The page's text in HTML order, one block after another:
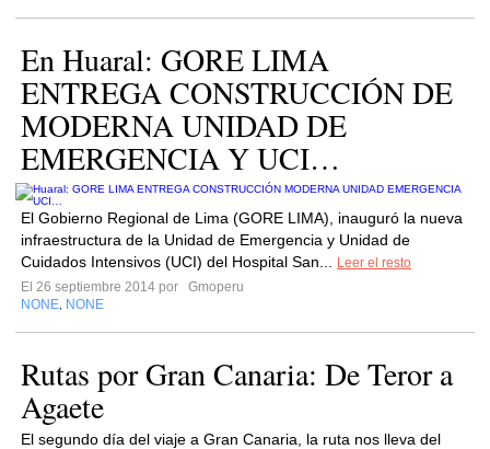
En Huaral: GORE LIMA
ENTREGA CONSTRUCCIÓN DE
MODERNA UNIDAD DE
EMERGENCIA Y UCI…
El Gobierno Regional de Lima (GORE LIMA), inauguró la nueva
infraestructura de la Unidad de Emergencia y Unidad de
Cuidados Intensivos (UCI) del Hospital San...
Leer el resto
El 26 septiembre 2014 por
Gmoperu
NONE NONE
Rutas por Gran Canaria: De Teror a
Agaete
El segundo día del viaje a Gran Canaria, la ruta nos lleva del